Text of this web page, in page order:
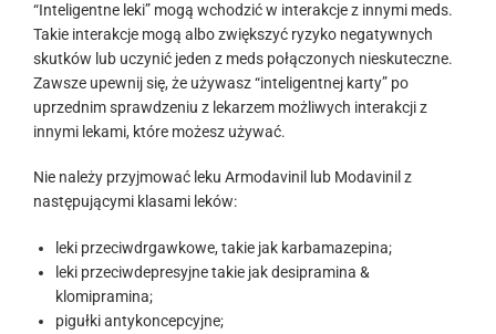
“Inteligentne leki” mogą wchodzić w interakcje z innymi meds.
Takie interakcje mogą albo zwiększyć ryzyko negatywnych
skutków lub uczynić jeden z meds połączonych nieskuteczne.
Zawsze upewnij się, że używasz “inteligentnej karty” po
uprzednim sprawdzeniu z lekarzem możliwych interakcji z
innymi lekami, które możesz używać.
Nie należy przyjmować leku Armodavinil lub Modavinil z
następującymi klasami leków:
leki przeciwdrgawkowe, takie jak karbamazepina;
leki przeciwdepresyjne takie jak desipramina &
klomipramina;
pigułki antykoncepcyjne;